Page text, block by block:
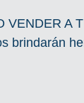
VENDER A
brindarán